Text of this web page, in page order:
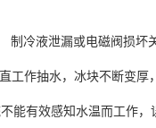
制冷液泄漏或电磁阀损坏
作抽水，冰块不断变厚
能有效感知水温而工作，